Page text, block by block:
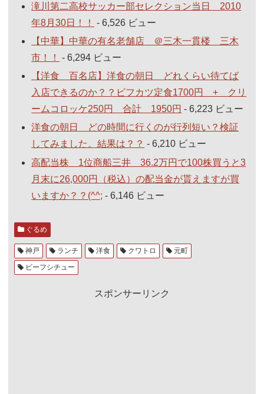
滝川第二高校サッカー部セレクション当日 2010
年8月30日！！
- 6,526 ビュー
【中華】中華の有名老舗店 ＠三木一貫楼 三木
市！！
- 6,294 ビュー
【洋食 百名店】洋食の朝日 どれくらい待てば
入店できるのか？？ビフカツ定食1700円 + クリ
ームコロッケ250円 合計 1950円 - 6,223 ビュー
洋食の朝日 どの時間に行くのが行列短い？検証
してみました。結果は？？ - 6,210 ビュー
高配当株 1位商船三井 36.2万円で100株買うと3
月末に26,000円（税込）の配当金が貰えますが買
いますか？？(^^; - 6,146 ビュー
ぐるめ
神戸 ランチ 洋食 クワトロ
元町
ビーフシチュー
スポンサーリンク